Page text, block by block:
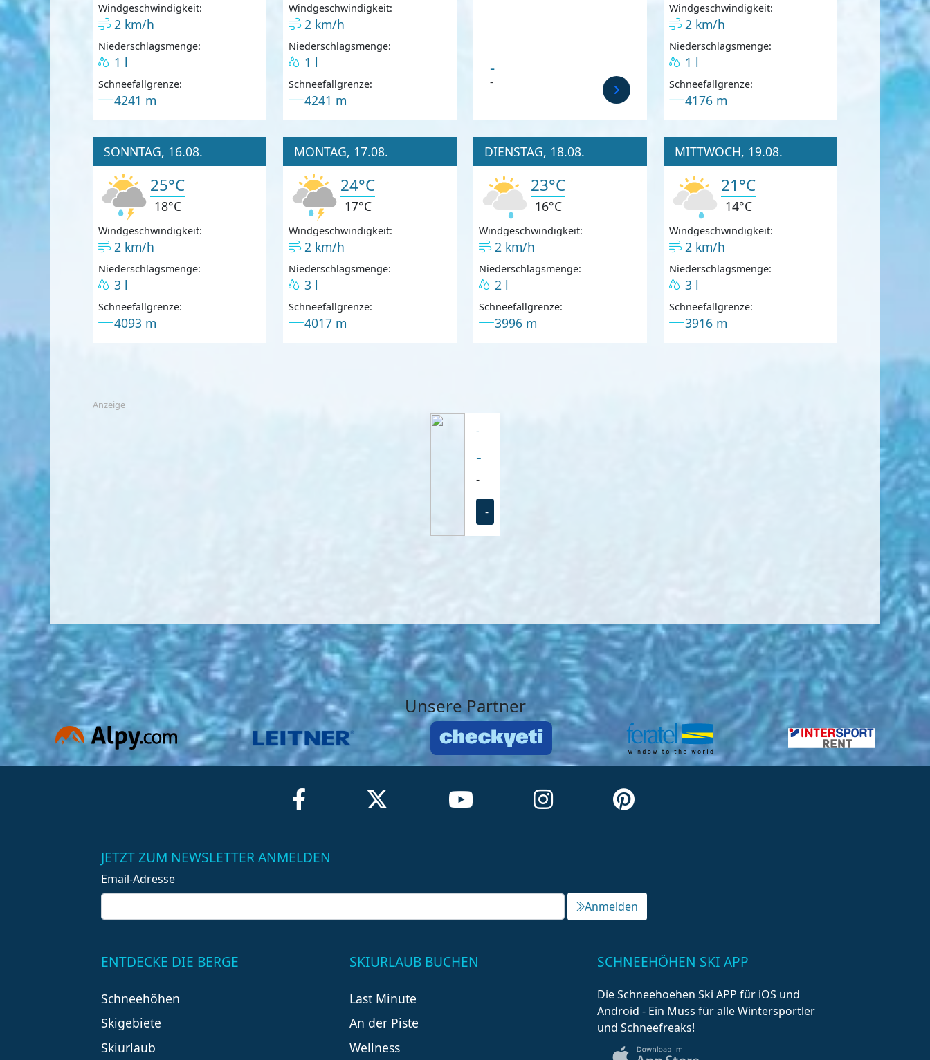
Windgeschwindigkeit:
2 km/h
Niederschlagsmenge:
1 l
Schneefallgrenze:
4241 m
Windgeschwindigkeit:
2 km/h
Niederschlagsmenge:
1 l
Schneefallgrenze:
4241 m
-
-
Windgeschwindigkeit:
2 km/h
Niederschlagsmenge:
1 l
Schneefallgrenze:
4176 m
SONNTAG, 16.08.
25°C
18°C
Windgeschwindigkeit:
2 km/h
Niederschlagsmenge:
3 l
Schneefallgrenze:
4093 m
MONTAG, 17.08.
24°C
17°C
Windgeschwindigkeit:
2 km/h
Niederschlagsmenge:
3 l
Schneefallgrenze:
4017 m
DIENSTAG, 18.08.
23°C
16°C
Windgeschwindigkeit:
2 km/h
Niederschlagsmenge:
2 l
Schneefallgrenze:
3996 m
MITTWOCH, 19.08.
21°C
14°C
Windgeschwindigkeit:
2 km/h
Niederschlagsmenge:
3 l
Schneefallgrenze:
3916 m
Anzeige
-
-
-
-
Unsere Partner
JETZT ZUM NEWSLETTER ANMELDEN
Email-Adresse
Anmelden
ENTDECKE DIE BERGE
Schneehöhen
Skigebiete
Skiurlaub
SKIURLAUB BUCHEN
Last Minute
An der Piste
Wellness
SCHNEEHÖHEN SKI APP
Die Schneehoehen Ski APP für iOS und
Android - Ein Muss für alle Wintersportler
und Schneefreaks!